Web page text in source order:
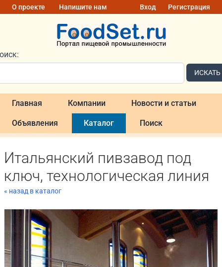
О проекте Напишите нам Вход Регистрация
ИСКАТЬ
Главная Компании Новости и статьи
Объявления Каталог Поиск
Итальянский пивзавод под
ключ, технологическая линия
« назад в каталог